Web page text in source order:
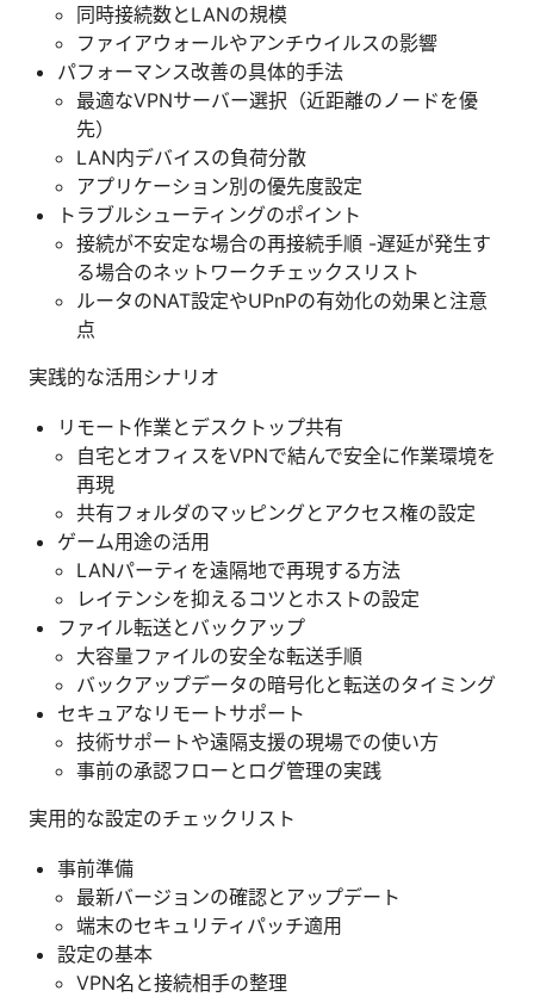
同時接続数とLANの規模
ファイアウォールやアンチウイルスの影響
パフォーマンス改善の具体的手法
最適なVPNサーバー選択（近距離のノードを優
先）
LAN内デバイスの負荷分散
アプリケーション別の優先度設定
トラブルシューティングのポイント
接続が不安定な場合の再接続手順 -遅延が発生す
る場合のネットワークチェックスリスト
ルータのNAT設定やUPnPの有効化の効果と注意
点
実践的な活用シナリオ
リモート作業とデスクトップ共有
自宅とオフィスをVPNで結んで安全に作業環境を
再現
共有フォルダのマッピングとアクセス権の設定
ゲーム用途の活用
LANパーティを遠隔地で再現する方法
レイテンシを抑えるコツとホストの設定
ファイル転送とバックアップ
大容量ファイルの安全な転送手順
バックアップデータの暗号化と転送のタイミング
セキュアなリモートサポート
技術サポートや遠隔支援の現場での使い方
事前の承認フローとログ管理の実践
実用的な設定のチェックリスト
事前準備
最新バージョンの確認とアップデート
端末のセキュリティパッチ適用
設定の基本
VPN名と接続相手の整理